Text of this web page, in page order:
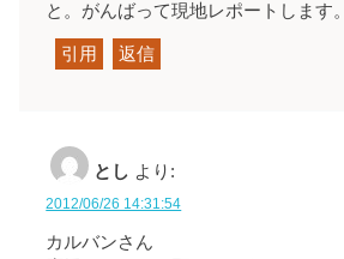
と。がんばって現地レポートします。
引用 返信
とし より:
2012/06/26 14:31:54
カルバンさん